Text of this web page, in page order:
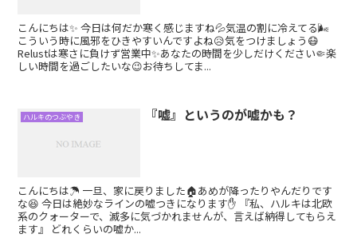
こんにちは✨ 今日は何だか寒く感じますね💦気温の割に冷えてる🌬
こういう時に風邪をひきやすいんですよね😥気をつけましょう😷
Relustは寒さに負けず営業中✨あなたの時間を少しだけください🤏楽
しい時間を過ごしたいな😉お待ちしてま...
ハルキのつぶやき 『嘘』というのが嘘かも？
こんにちは☂️ 一旦、家に戻りました🏠あめが降ったりやんだりです
な😆 今日は絶妙なラインの嘘つきになります✋ 『私、ハルキは北欧
系のクォーターで、滅多に気づかれませんが、言えば納得してもらえ
ます』 どれくらいの嘘か...